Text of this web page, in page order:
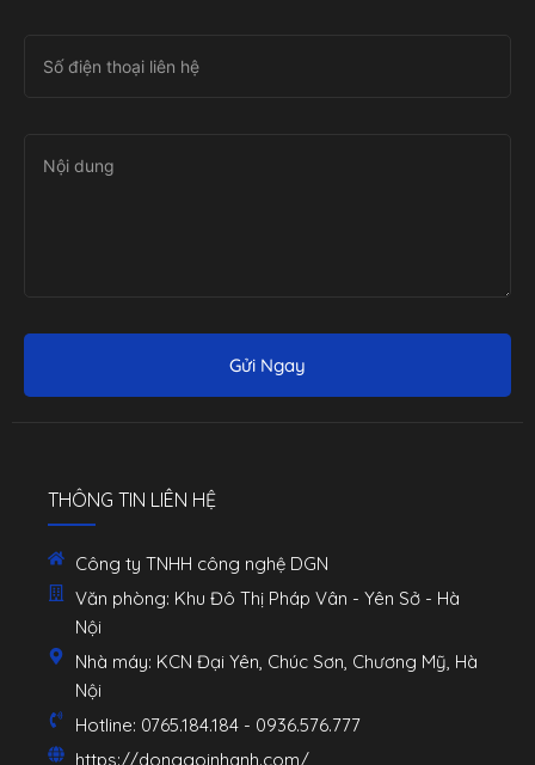
Gửi Ngay
THÔNG TIN LIÊN HỆ
Công ty TNHH công nghệ DGN
Văn phòng: Khu Đô Thị Pháp Vân - Yên Sở - Hà
Nội
Nhà máy: KCN Đại Yên, Chúc Sơn, Chương Mỹ, Hà
Nội
Hotline: 0765.184.184 - 0936.576.777
https://donggoinhanh.com/